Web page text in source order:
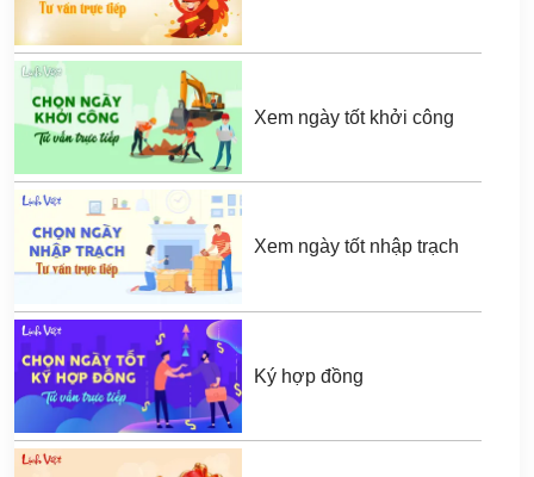
Xem ngày tốt khởi công
Xem ngày tốt nhập trạch
Ký hợp đồng